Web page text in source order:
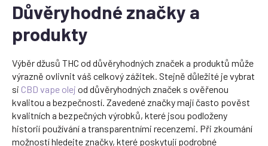
Důvěryhodné značky a
produkty
Výběr džusů THC od důvěryhodných značek a produktů může
výrazně ovlivnit váš celkový zážitek. Stejně důležité je vybrat
si CBD vape olej od důvěryhodných značek s ověřenou
kvalitou a bezpečností. Zavedené značky mají často pověst
kvalitních a bezpečných výrobků, které jsou podloženy
historií používání a transparentními recenzemi. Při zkoumání
možností hledejte značky, které poskytují podrobné